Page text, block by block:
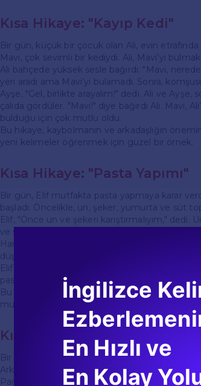
Kısa Hikaye: "Kayıp Kedi"
Bir gün, küçük bir çocuk olan Ali, evin
Mavi, çok sevimli bir kediydi. Ali, Mavi’yi bulmak
Ali bahçede yüksek sesle bağırdı: "Mavi,
yeri aradı ama Mavi’yi bulamadı. Sonra,
Ayşe, "Gel, birlikte arayalım!" dedi. Ali ve Ayşe,
çalıda gördüler. "Mavi!" diye bağırdı Ali. Mavi,
bulduğu için çok mutlu oldu.
Bu hikaye, kaybolmanın ve arkadaşlığın
yeni kelimeler öğrenmek için güzel bir örnek.
Kısa Hikaye: "Pasta Yapımı"
Bir gün, Elif mutfakta pasta yapmaya karar
başladı. Öncelikle, un, şeker, yumurta ve süt
Elif, "Önce un ve şekeri karıştırmalıyım," dedi.
ve sütü ekledi. Elif, her şeyi karıştırdı ve güzel
Hamuru kalıba döktü ve fırına koydu. Fırında
düşündü. Bir süre sonra, fırından güzel bir
Elif, pastayı çıkardı ve süslemek için meyveler
pasta yedi ve herkes çok mutlu oldu.
Bu hikaye, basit yemek tarifleriyle ilgili
mutfakta eğlenceli vakit geçirmenin de
Kısa Hikaye: "Güneşli Bir Gün"
Bir sabah, hava çok güzeldi. Güneş parlıyordu
Arkadaşlarıyla parkta buluştu.
Parkta çok sayıda çocuk vardı. Herkes oyun
İngilizce
En Hızlı ve
En Kolay